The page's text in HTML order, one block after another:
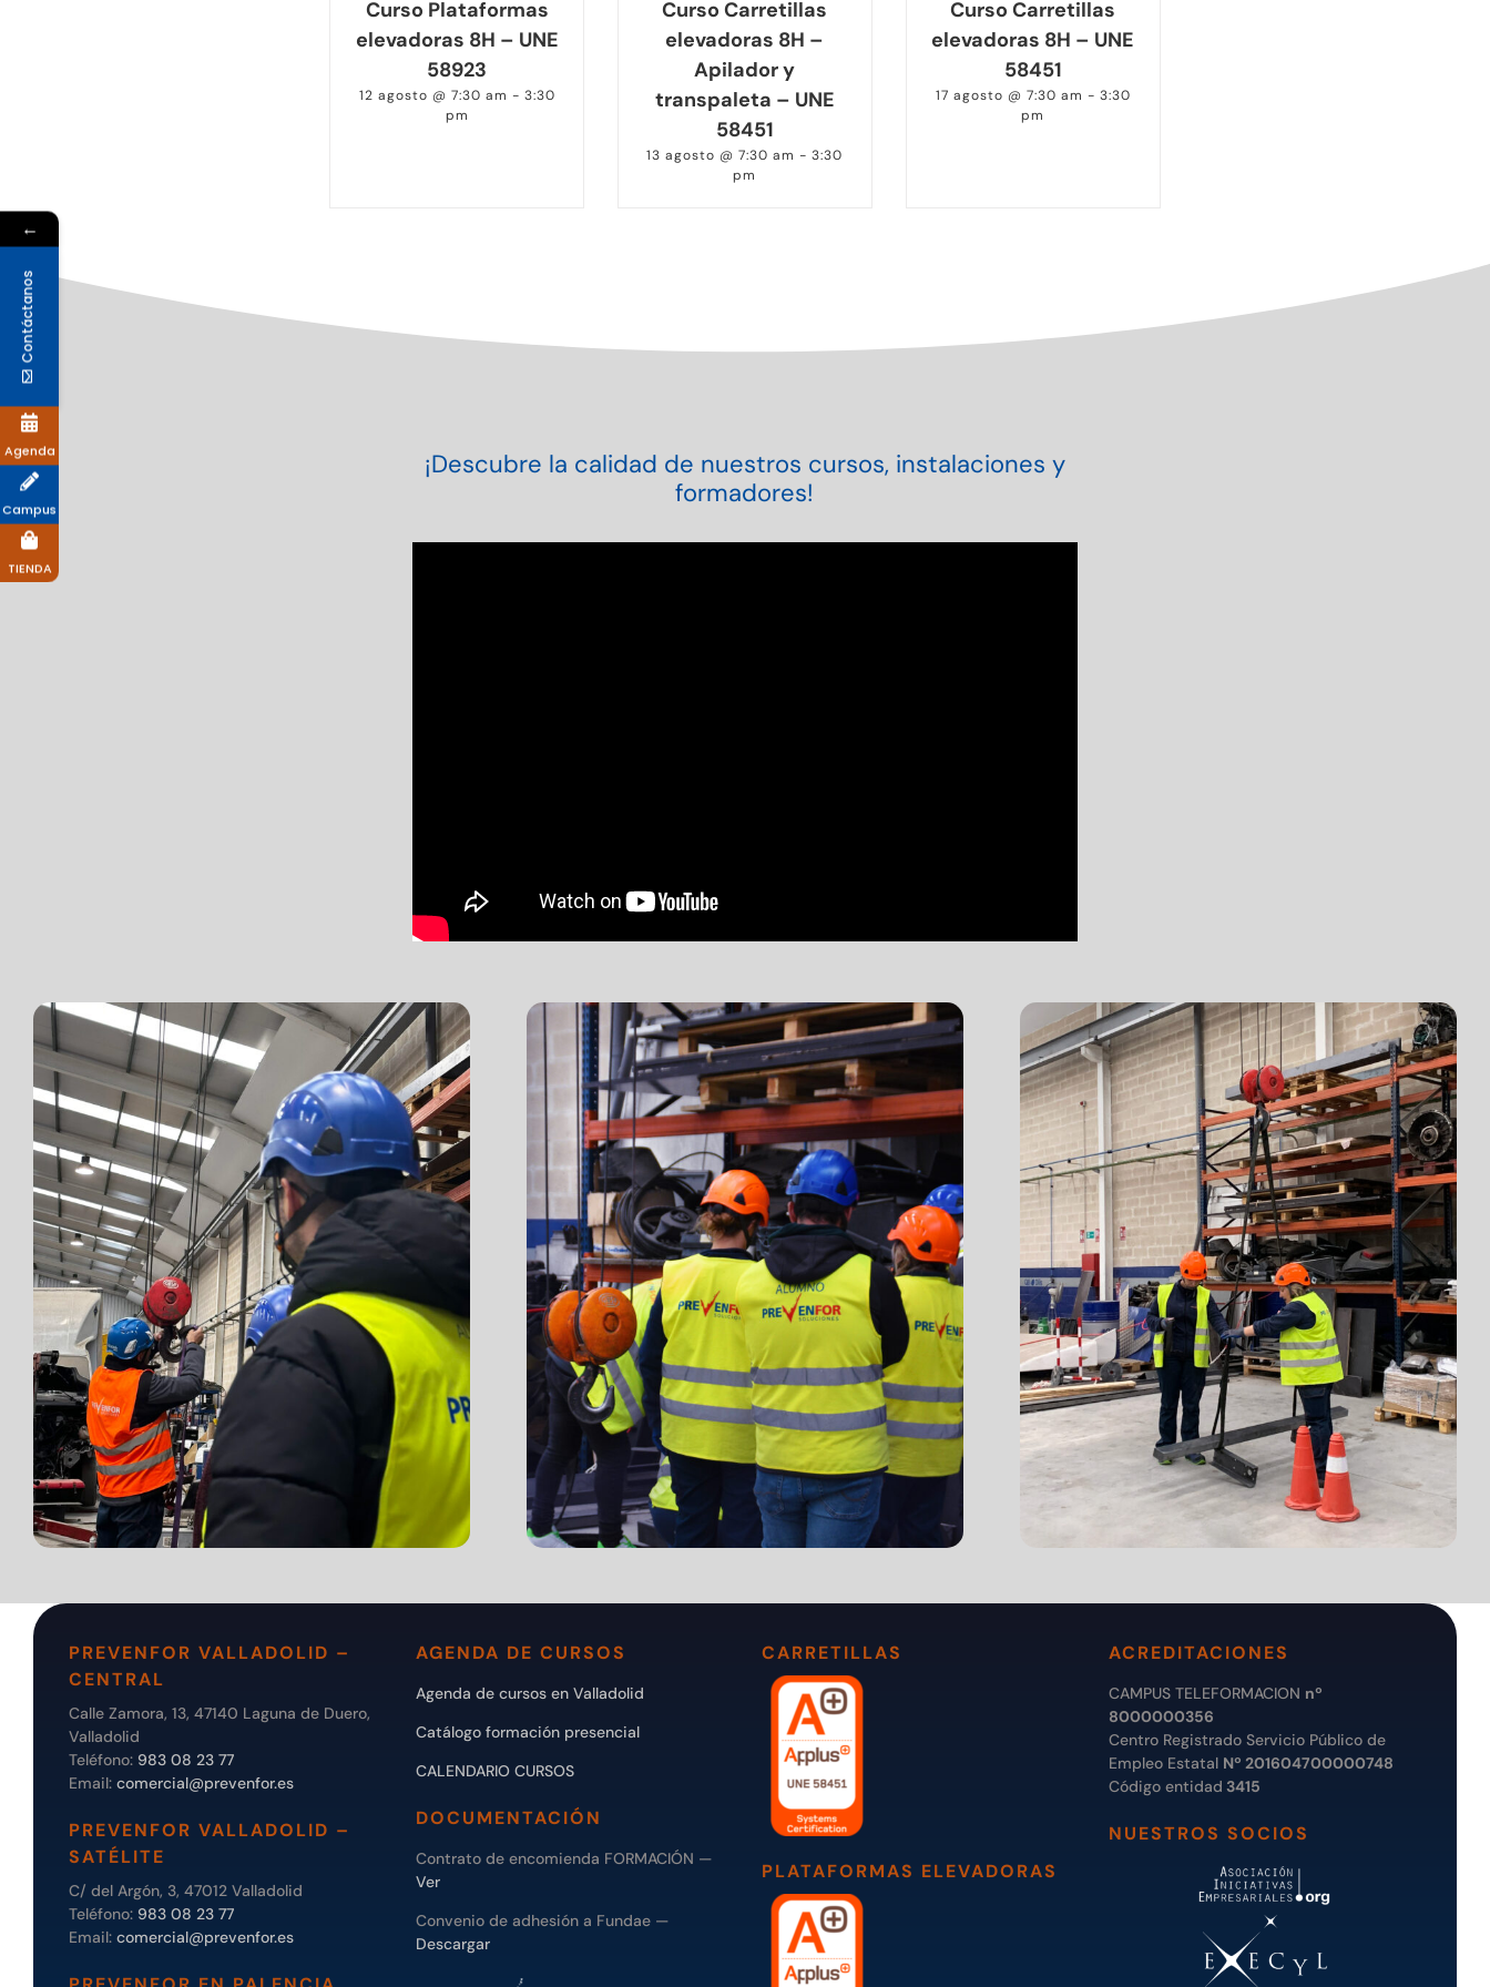
Curso Plataformas
elevadoras 8H – UNE
58923
12 agosto @ 7:30 am - 3:30
pm
Curso Carretillas
elevadoras 8H –
Apilador y
transpaleta – UNE
58451
13 agosto @ 7:30 am -3:30
pm
Curso Carretillas
elevadoras 8H – UNE
58451
17 agosto @ 7:30 am - 3:30
pm
¡Descubre la calidad de nuestros cursos, instalaciones y
formadores!
PREVENFOR VALLADOLID –
CENTRAL
Calle Zamora, 13, 47140 Laguna de Duero,
Valladolid
Teléfono: 983 08 23 77
Email: comercial@prevenfor.es
PREVENFOR VALLADOLID –
SATÉLITE
C/ del Argón, 3, 47012 Valladolid
Teléfono: 983 08 23 77
Email: comercial@prevenfor.es
AGENDA DE CURSOS
Agenda de cursos en Valladolid
Catálogo formación presencial
CALENDARIO CURSOS
DOCUMENTACIÓN
Contrato de encomienda FORMACIÓN —
Ver
Convenio de adhesión a Fundae —
Descargar
CARRETILLAS
PLATAFORMAS ELEVADORAS
ACREDITACIONES
CAMPUS TELEFORMACION nº
8000000356
Centro Registrado Servicio Público de
Empleo Estatal Nº 201604700000748
Código entidad 3415
NUESTROS SOCIOS
←
Contáctanos
Agenda
Campus
TIENDA